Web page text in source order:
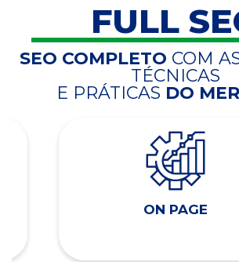
FULL
SEO COMPLETO COM
TÉCNICAS
E PRÁTICAS DO
ON PAGE